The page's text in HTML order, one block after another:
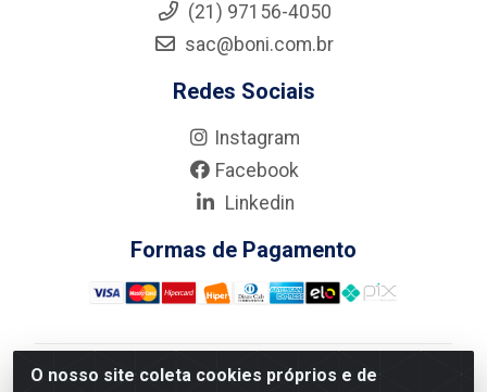
O nosso site coleta cookies próprios e de
(21) 97156-4050
sac@boni.com.br
Redes Sociais
Instagram
Facebook
Linkedin
Formas de Pagamento
Nova Boni Distribuidora de Material de Construção LTDA